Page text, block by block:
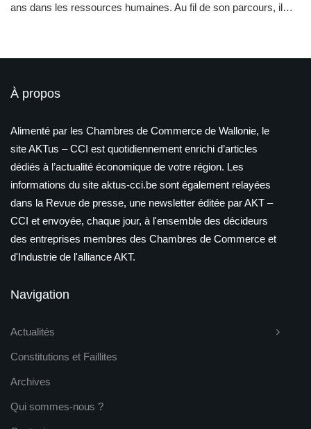
ans dans les ressources humaines. Au fil de son parcours, il…
À propos
Alimenté par les Chambres de Commerce de Wallonie, le
site AKTus – CCI est quotidiennement enrichi d’articles
dédiés à l’actualité économique de votre région. Les
informations du site aktus-cci.be sont également relayées
dans la Revue de presse, une newsletter éditée par AKT –
CCI et envoyée, chaque jour, à l'ensemble des décideurs
des entreprises membres des Chambres de Commerce et
d'Industrie de l'alliance AKT.
Navigation
Actualités
Constitutions et Faillites
Archives
Qui sommes-nous ?